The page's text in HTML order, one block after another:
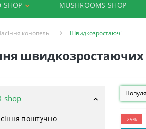
SHOP MUSHROOMS SHOP
конопель Швидкозростаючі
shop
поштучно
-29%